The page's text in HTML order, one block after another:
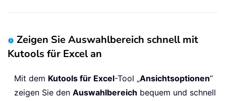
Zeigen Sie Auswahlbereich schnell mit
Kutools für Excel an
Mit dem Kutools für Excel-Tool „Ansichtsoptionen“
zeigen Sie den Auswahlbereich bequem und schnell